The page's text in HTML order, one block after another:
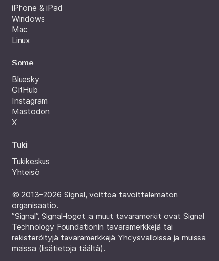
iPhone & iPad
Windows
Mac
Linux
Some
Bluesky
GitHub
Instagram
Mastodon
X
Tuki
Tukikeskus
Yhteisö
© 2013–2026 Signal, voittoa tavoittelematon
organisaatio.
”Signal”, Signal-logot ja muut tavaramerkit ovat Signal
Technology Foundationin tavaramerkkejä tai
rekisteröityjä tavaramerkkejä Yhdysvalloissa ja muissa
maissa (lisätietoja täältä).